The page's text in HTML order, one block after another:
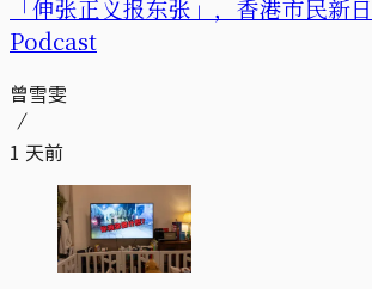
「伸张正义报东张」，香港市民新
Podcast
曾雪雯
1 天前